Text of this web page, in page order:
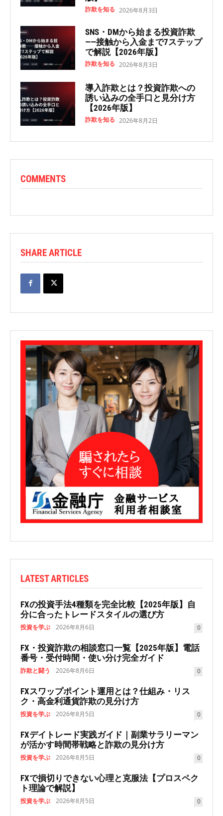
詐欺を知る 2026年8月3日
SNS・DMから始まる投資詐欺
——接触から入金まで7ステップ
で解説【2026年版】
詐欺を知る 2026年8月3日
導入詐欺とは？投資詐欺への
誘い込みの全手口と見分け方
【2026年版】
詐欺を知る 2026年8月2日
COMMENTS
SHARE ARTICLE
LATEST ARTICLES
FXの投資手法4種類を完全比較【2025年版】自
分に合ったトレードスタイルの選び方
投資を学ぶ 2026年8月6日 0
FX・投資詐欺の相談窓口一覧【2025年版】電話
番号・受付時間・使い分け完全ガイド
詐欺と闘う 2026年8月6日 0
FXスワップポイント運用とは？仕組み・リス
ク・高金利通貨詐欺の見分け方
投資を学ぶ 2026年8月5日 0
FXデイトレード実践ガイド｜副業サラリーマン
が活かす時間帯戦略と詐欺の見分け方
投資を学ぶ 2026年8月5日 0
FXで損切りできない心理と克服法【プロスペク
ト理論で解説】
投資を学ぶ 2026年8月5日 0